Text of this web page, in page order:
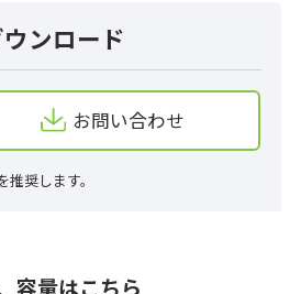
ンロード
お問い合わせ
奨します。
容量はこちら